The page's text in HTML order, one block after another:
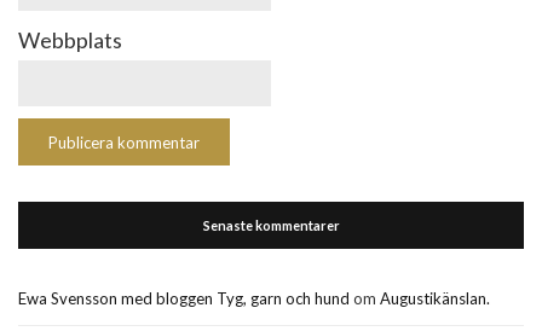
Webbplats
Senaste kommentarer
Ewa Svensson med bloggen Tyg, garn och hund om Augustikänslan.